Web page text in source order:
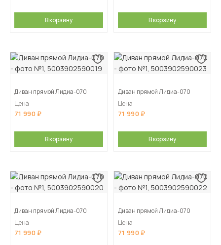
В корзину В корзину
Диван прямой Лидиа-070
Цена
71 990
В корзину
Диван прямой Лидиа-070
Цена
71 990
В корзину
Диван прямой Лидиа-070
Цена
71 990
Диван прямой Лидиа-070
Цена
71 990